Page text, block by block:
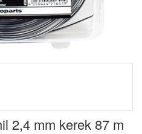
2,4 mm kerek 87 m